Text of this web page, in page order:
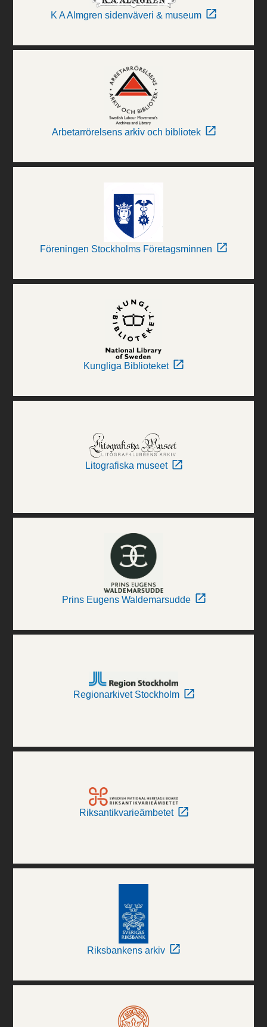
K A Almgren sidenväveri & museum
Arbetarrörelsens arkiv och bibliotek
Föreningen Stockholms Företagsminnen
Kungliga Biblioteket
Litografiska museet
Prins Eugens Waldemarsudde
Regionarkivet Stockholm
Riksantikvarieämbetet
Riksbankens arkiv